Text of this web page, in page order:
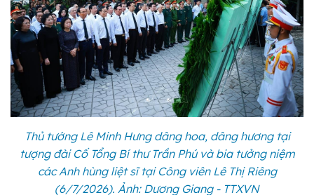
Thủ tướng Lê Minh Hưng dâng hoa, dâng hương tại
tượng đài Cố Tổng Bí thư Trần Phú và bia tưởng niệm
các Anh hùng liệt sĩ tại Công viên Lê Thị Riêng
(6/7/2026). Ảnh: Dương Giang - TTXVN